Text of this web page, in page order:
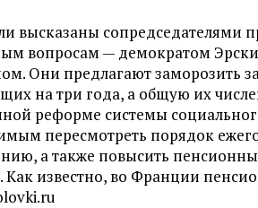
высказаны сопредседателями
вопросам — демократом
Они предлагают заморозить
на три года, а общую их
реформе системы
пересмотреть порядок
а также повысить
Как известно, во Франции